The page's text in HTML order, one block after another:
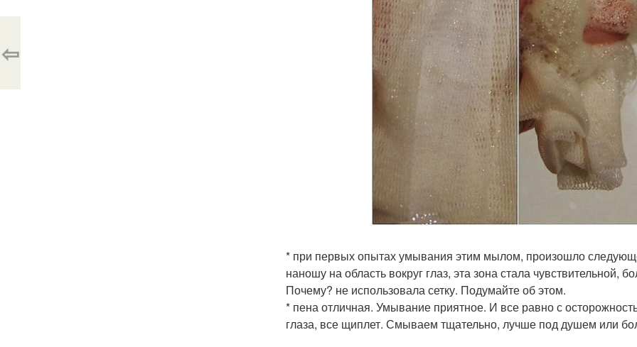
* при первых опытах умывания этим мылом, произошло
наношу на область вокруг глаз, эта зона стала чувствительной,
Почему? не использовала сетку. Подумайте об этом.
* пена отличная. Умывание приятное. И все равно с
глаза, все щиплет. Смываем тщательно, лучше под душем или
⇦